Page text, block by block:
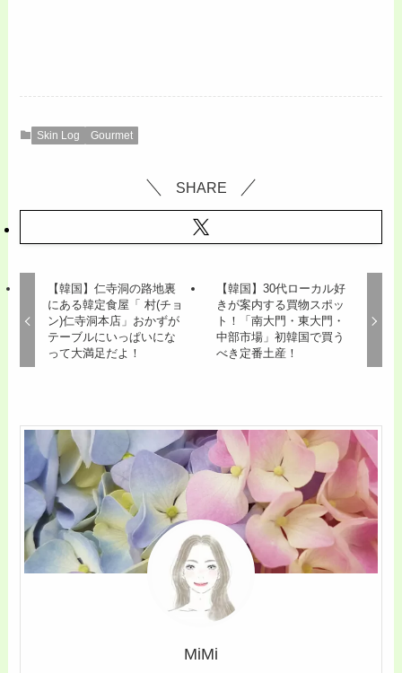
Skin Log Gourmet
SHARE
【韓国】仁寺洞の路地裏
にある韓定食屋「 村(チョ
ン)仁寺洞本店」おかずが
テーブルにいっぱいにな
って大満足だよ！
【韓国】30代ローカル好
きが案内する買物スポッ
ト！「南大門・東大門・
中部市場」初韓国で買う
べき定番土産！
MiMi